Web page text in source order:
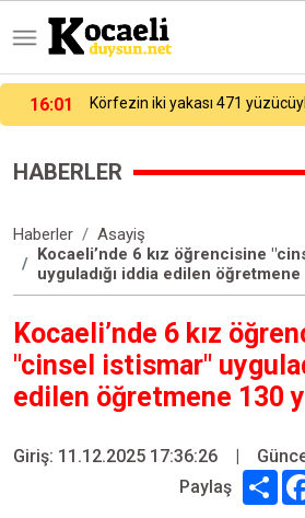
15:43:50
HABERLER
Haberler
Asayiş
Kocaeli’nde 6 kız öğrencisine
uyguladığı iddia edilen öğretmene
Kocaeli’nde 6 kız
"cinsel istismar"
edilen öğretmene 130
Giriş: 11.12.2025 17:36:26 |
Paylaş